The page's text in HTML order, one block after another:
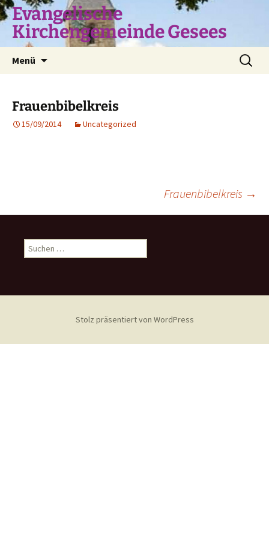
Zum
Inhalt
springen
Evangelische
Kirchengemeinde Gesees
Menü
Suchen
nach:
Frauenbibelkreis
15/09/2014 Uncategorized
Beitragsnavigation
Frauenbibelkreis →
Suchen
nach:
Stolz präsentiert von WordPress